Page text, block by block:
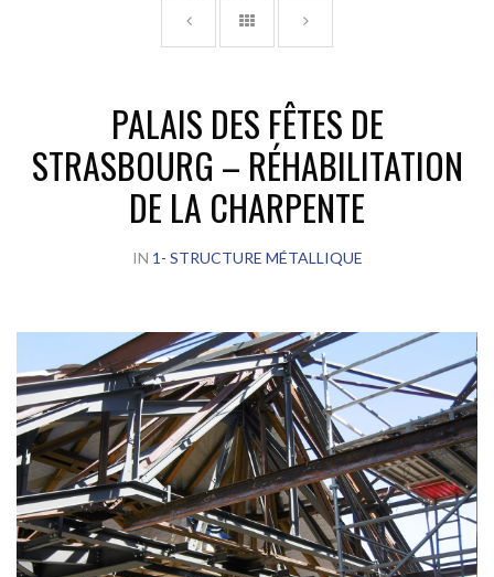
PALAIS DES FÊTES DE
STRASBOURG – RÉHABILITATION
DE LA CHARPENTE
IN 1- STRUCTURE MÉTALLIQUE